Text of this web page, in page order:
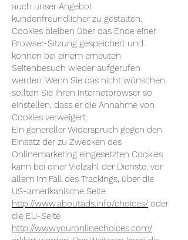
auch unser Angebot
kundenfreundlicher zu gestalten.
Cookies bleiben über das Ende einer
Browser-Sitzung gespeichert und
können bei einem erneuten
Seitenbesuch wieder aufgerufen
werden. Wenn Sie das nicht wünschen,
sollten Sie Ihren Internetbrowser so
einstellen, dass er die Annahme von
Cookies verweigert.
Ein genereller Widerspruch gegen den
Einsatz der zu Zwecken des
Onlinemarketing eingesetzten Cookies
kann bei einer Vielzahl der Dienste, vor
allem im Fall des Trackings, über die
US-amerikanische Seite
http://www.aboutads.info/choices/ oder
die EU-Seite
http://www.youronlinechoices.com/